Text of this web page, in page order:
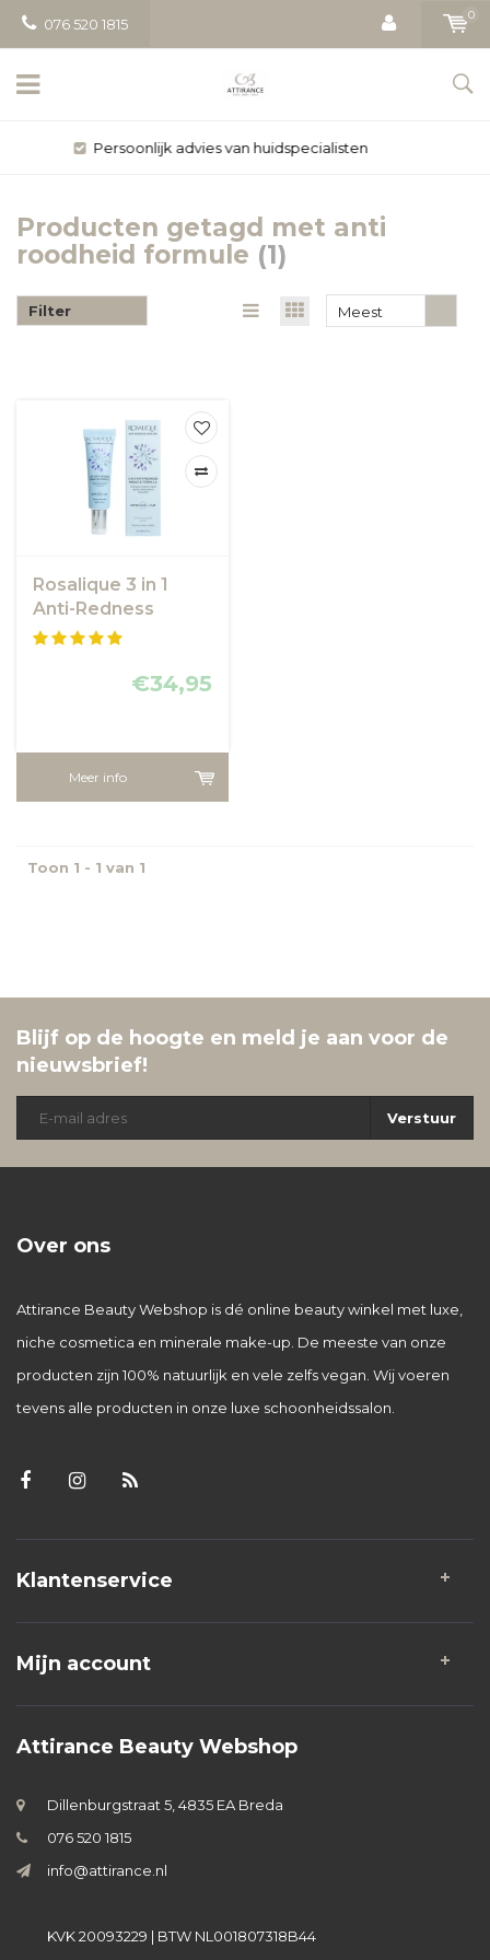
076 520 1815
0
Gratis bezorging vanaf € 50
Producten getagd met anti
roodheid formule (1)
Filter
Meest
Rosalique 3 in 1
Anti-Redness
Miracle Formula
roodheid crème
€34,95
Meer info
Toon 1 - 1 van 1
Blijf op de hoogte en meld je aan voor de
nieuwsbrief!
Verstuur
Over ons
Attirance Beauty Webshop is dé online beauty winkel met luxe,
niche cosmetica en minerale make-up. De meeste van onze
producten zijn 100% natuurlijk en vele zelfs vegan. Wij voeren
tevens alle producten in onze luxe schoonheidssalon.
Klantenservice
Mijn account
Attirance Beauty Webshop
Dillenburgstraat 5, 4835 EA Breda
076 520 1815
info@attirance.nl
KVK 20093229 | BTW NL001807318B44